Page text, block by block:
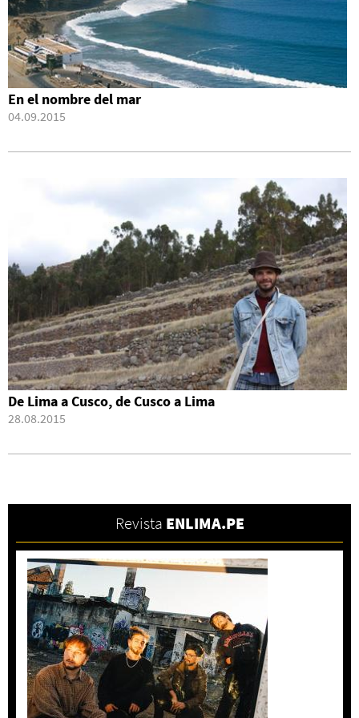
En el nombre del mar
04.09.2015
De Lima a Cusco, de Cusco a Lima
28.08.2015
Revista ENLIMA.PE